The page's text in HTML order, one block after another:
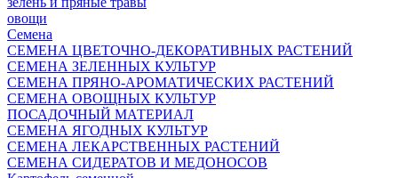
овощи
Семена
СЕМЕНА ЦВЕТОЧНО-ДЕКОРАТИВНЫХ РАСТЕНИЙ
СЕМЕНА ЗЕЛЕННЫХ КУЛЬТУР
СЕМЕНА ПРЯНО-АРОМАТИЧЕСКИХ РАСТЕНИЙ
СЕМЕНА ОВОЩНЫХ КУЛЬТУР
ПОСАДОЧНЫЙ МАТЕРИАЛ
СЕМЕНА ЯГОДНЫХ КУЛЬТУР
СЕМЕНА ЛЕКАРСТВЕННЫХ РАСТЕНИЙ
СЕМЕНА СИДЕРАТОВ И МЕДОНОСОВ